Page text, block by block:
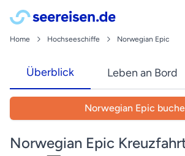
Home Hochseeschiffe Norwegian Epic
Überblick Leben an Bord
Norwegian Epic
Norwegian Epic